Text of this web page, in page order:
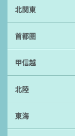
北関東
首都圏
甲信越
北陸
東海